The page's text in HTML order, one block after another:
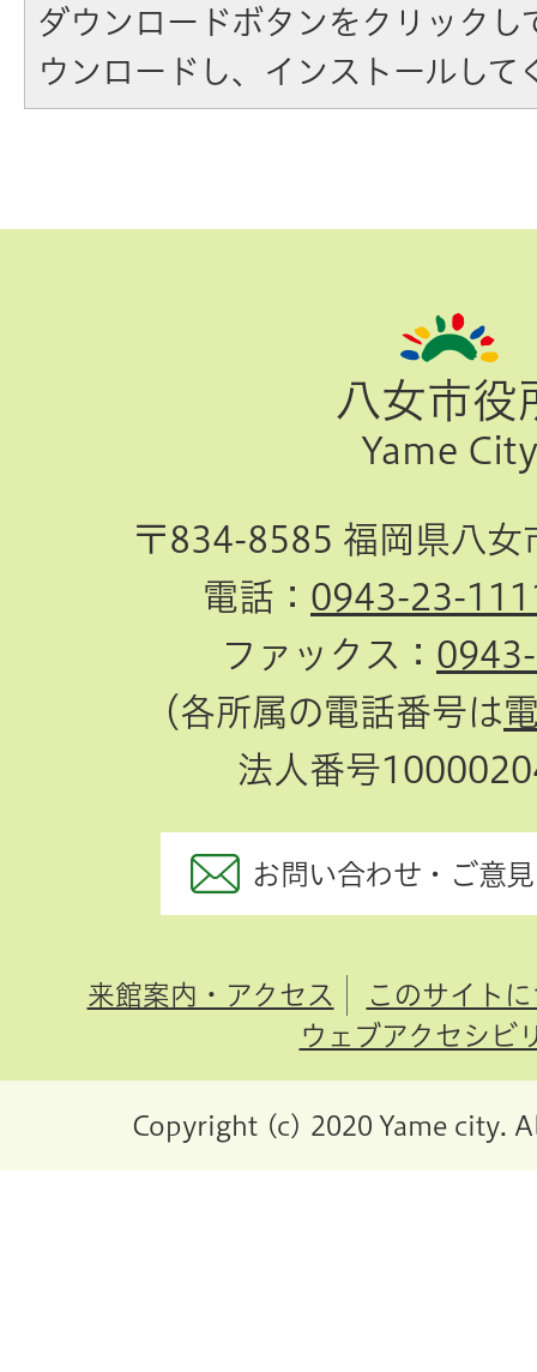
ダウンロードボタンをクリックし
ウンロードし、インストールして
八女市役
Yame City
〒834-8585 福岡県八女
電話： 0943-23-
ファックス：
（各所属の電話番号は
法人番号
お問い合わせ・ご意
来館案内・アクセス
このサイト
ウェブアクセシビ
Copyright (c) 2020 Yame city.